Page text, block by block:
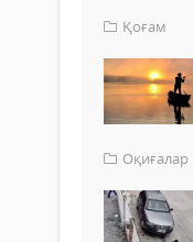
Қоғам
Оқиғалар